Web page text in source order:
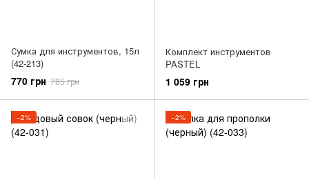
Сумка для инструментов, 15л
(42-213)
770 грн 785 грн
Комплект инструментов
PASTEL
1 059 грн
−2% −2%